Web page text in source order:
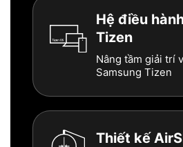
Hệ điều
Tizen
Nâng tầm giải trí
Samsung Tizen
Thiết kế